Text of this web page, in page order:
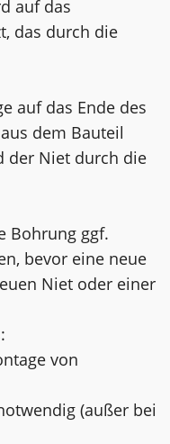
auf das
das durch die
auf das Ende des
dem Bauteil
der Niet durch die
Bohrung ggf.
bevor eine neue
Niet oder einer
von
(außer bei